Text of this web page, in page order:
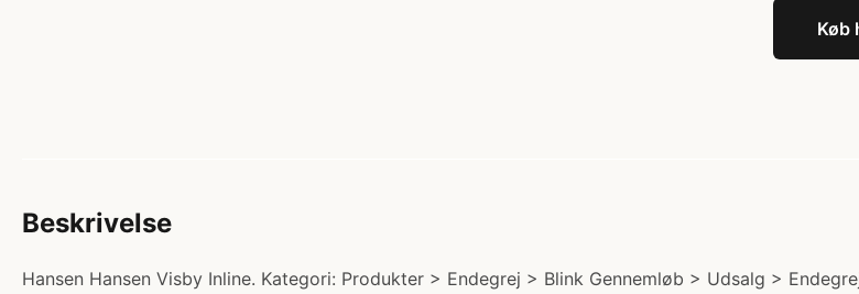
Køb
Beskrivelse
Hansen Hansen Visby Inline. Kategori: Produkter > Endegrej > Blink Gennemløb > Udsalg >